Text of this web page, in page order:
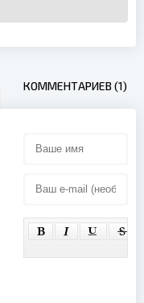
КОММЕНТАРИЕВ (1)